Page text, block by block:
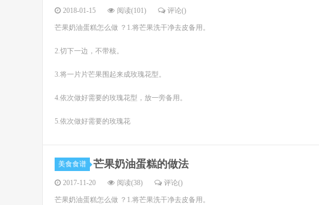
2018-01-15 阅读(101) 评论()
芒果奶油蛋糕怎么做 ？1.将芒果洗干净去皮备用。
2.切下一边，不带核。
3.将一片片芒果围起来成玫瑰花型。
4.依次做好需要的玫瑰花型，放一旁备用。
5.依次做好需要的玫瑰花
美食食谱 芒果奶油蛋糕的做法
2017-11-20 阅读(38) 评论()
芒果奶油蛋糕怎么做 ？1.将芒果洗干净去皮备用。